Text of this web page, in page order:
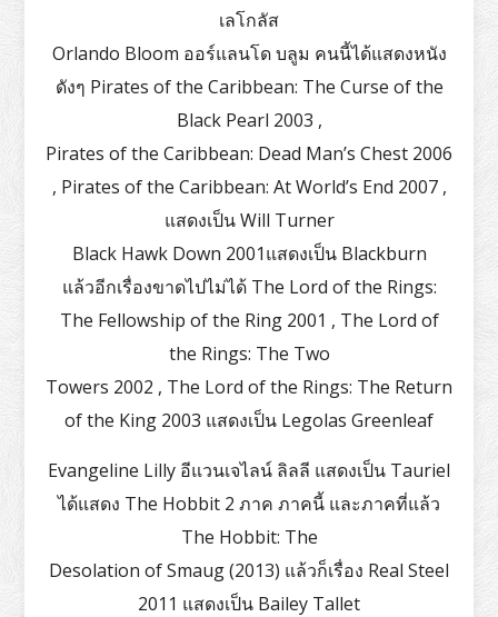
เลโกลัส
Orlando Bloom ออร์แลนโด บลูม คนนี้ได้แสดงหนัง
ดังๆ Pirates of the Caribbean: The Curse of the
Black Pearl 2003 ,
Pirates of the Caribbean: Dead Man’s Chest 2006
, Pirates of the Caribbean: At World’s End 2007 ,
แสดงเป็น Will Turner
Black Hawk Down 2001แสดงเป็น Blackburn
แล้วอีกเรื่องขาดไปไม่ได้ The Lord of the Rings:
The Fellowship of the Ring 2001 , The Lord of
the Rings: The Two
Towers 2002 , The Lord of the Rings: The Return
of the King 2003 แสดงเป็น Legolas Greenleaf
Evangeline Lilly อีแวนเจไลน์ ลิลลี แสดงเป็น Tauriel
ได้แสดง The Hobbit 2 ภาค ภาคนี้ และภาคที่แล้ว
The Hobbit: The
Desolation of Smaug (2013) แล้วก็เรื่อง Real Steel
2011 แสดงเป็น Bailey Tallet